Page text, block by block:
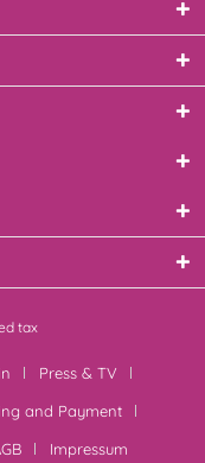
tax
Press & TV
and Payment
Impressum